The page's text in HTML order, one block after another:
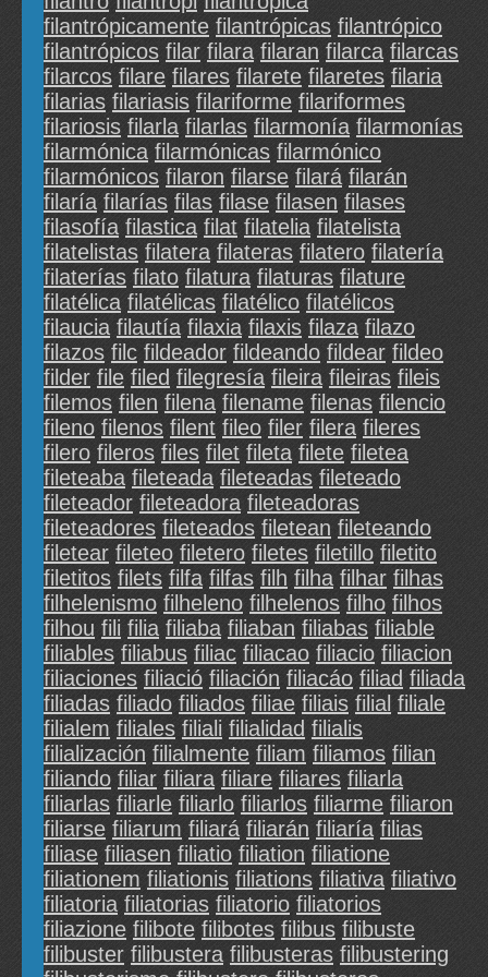
filantrópicamente filantrópicas filantrópico
filantrópicos filar filara filaran filarca filarcas
filarcos filare filares filarete filaretes filaria
filarias filariasis filariforme filariformes
filariosis filarla filarlas filarmonía filarmonías
filarmónica filarmónicas filarmónico
filarmónicos filaron filarse filará filarán
filaría filarías filas filase filasen filases
filasofía filastica filat filatelia filatelista
filatelistas filatera filateras filatero filatería
filaterías filato filatura filaturas filature
filatélica filatélicas filatélico filatélicos
filaucia filautía filaxia filaxis filaza filazo
filazos filc fildeador fildeando fildear fildeo
filder file filed filegresía fileira fileiras fileis
filemos filen filena filename filenas filencio
fileno filenos filent fileo filer filera fileres
filero fileros files filet fileta filete filetea
fileteaba fileteada fileteadas fileteado
fileteador fileteadora fileteadoras
fileteadores fileteados filetean fileteando
filetear fileteo filetero filetes filetillo filetito
filetitos filets filfa filfas filh filha filhar filhas
filhelenismo filheleno filhelenos filho filhos
filhou fili filia filiaba filiaban filiabas filiable
filiables filiabus filiac filiacao filiacio filiacion
filiaciones filiació filiación filiacáo filiad filiada
filiadas filiado filiados filiae filiais filial filiale
filialem filiales filiali filialidad filialis
filialización filialmente filiam filiamos filian
filiando filiar filiara filiare filiares filiarla
filiarlas filiarle filiarlo filiarlos filiarme filiaron
filiarse filiarum filiará filiarán filiaría filias
filiase filiasen filiatio filiation filiatione
filiationem filiationis filiations filiativa filiativo
filiatoria filiatorias filiatorio filiatorios
filiazione filibote filibotes filibus filibuste
filibuster filibustera filibusteras filibustering